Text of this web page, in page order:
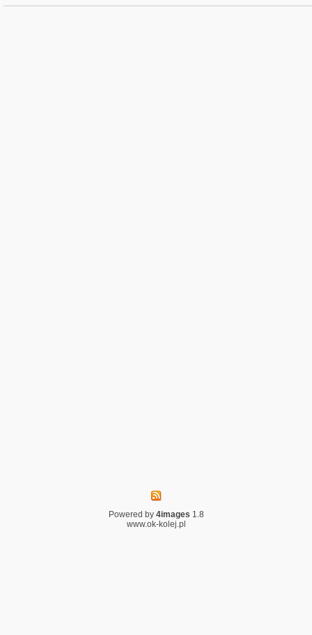
Powered by 4images 1.8
www.ok-kolej.pl